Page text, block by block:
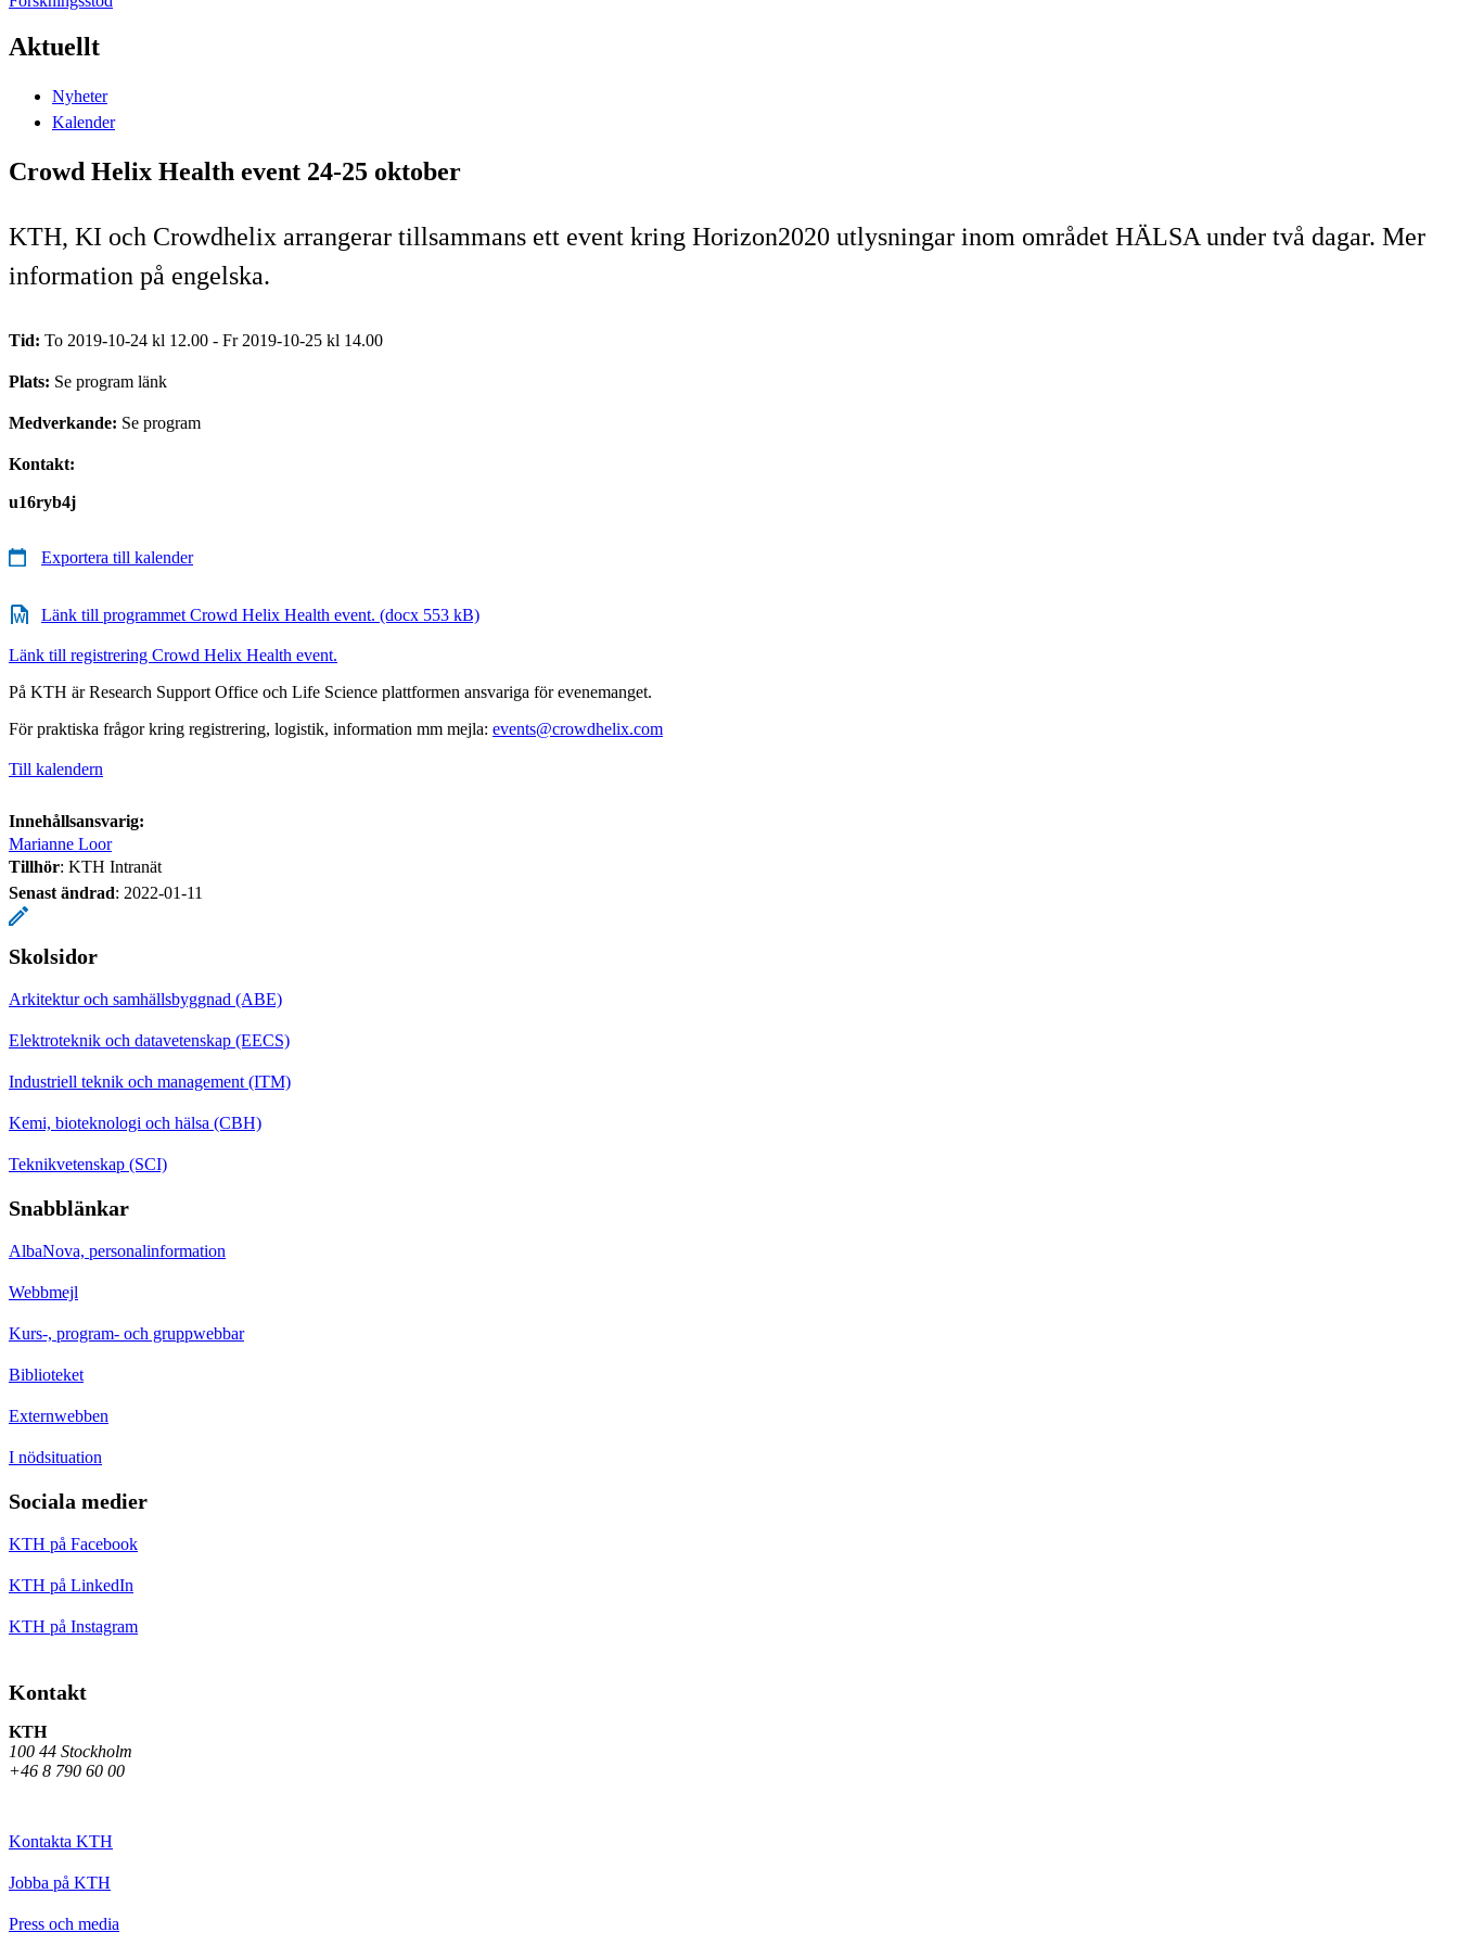
Aktuellt
Nyheter
Kalender
Crowd Helix Health event 24-25 oktober
KTH, KI och Crowdhelix arrangerar tillsammans ett event kring Horizon2020 utlysningar inom området HÄLSA under två dagar. Mer
information på engelska.
Tid: To 2019-10-24 kl 12.00 - Fr 2019-10-25 kl 14.00
Plats: Se program länk
Medverkande: Se program
Kontakt:
u16ryb4j
Exportera till kalender
Länk till programmet Crowd Helix Health event. (docx 553 kB)
Länk till registrering Crowd Helix Health event.
På KTH är Research Support Office och Life Science plattformen ansvariga för evenemanget.
För praktiska frågor kring registrering, logistik, information mm mejla: events@crowdhelix.com
Till kalendern
Innehållsansvarig:
Marianne Loor
Tillhör: KTH Intranät
Senast ändrad: 2022-01-11
Skolsidor
Arkitektur och samhällsbyggnad (ABE)
Elektroteknik och datavetenskap (EECS)
Industriell teknik och management (ITM)
Kemi, bioteknologi och hälsa (CBH)
Teknikvetenskap (SCI)
Snabblänkar
AlbaNova, personalinformation
Webbmejl
Kurs-, program- och gruppwebbar
Biblioteket
Externwebben
I nödsituation
Sociala medier
KTH på Facebook
KTH på LinkedIn
KTH på Instagram
Kontakt
KTH
100 44 Stockholm
+46 8 790 60 00
Kontakta KTH
Jobba på KTH
Press och media